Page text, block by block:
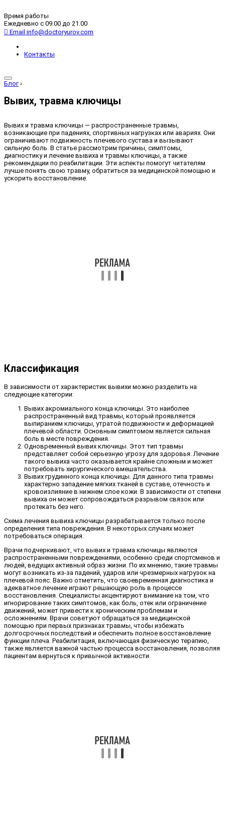
Время работы
Ежедневно с 09.00 до 21.00
Email info@doctoryurov.com
Контакты
Блог ›
Вывих, травма ключицы
Вывих и травма ключицы — распространенные травмы,
возникающие при падениях, спортивных нагрузках или авариях. Они
ограничивают подвижность плечевого сустава и вызывают
сильную боль. В статье рассмотрим причины, симптомы,
диагностику и лечение вывиха и травмы ключицы, а также
рекомендации по реабилитации. Эти аспекты помогут читателям
лучше понять свою травму, обратиться за медицинской помощью и
ускорить восстановление.
Классификация
В зависимости от характеристик вывихи можно разделить на
следующие категории:
Вывих акромиального конца ключицы. Это наиболее
распространенный вид травмы, который проявляется
выпиранием ключицы, утратой подвижности и деформацией
плечевой области. Основным симптомом является сильная
боль в месте повреждения.
Одновременный вывих ключицы. Этот тип травмы
представляет собой серьезную угрозу для здоровья. Лечение
такого вывиха часто оказывается крайне сложным и может
потребовать хирургического вмешательства.
Вывих грудинного конца ключицы. Для данного типа травмы
характерно западение мягких тканей в суставе, отечность и
кровоизлияние в нижнем слое кожи. В зависимости от степени
вывиха он может сопровождаться разрывом связок или
протекать без него.
Схема лечения вывиха ключицы разрабатывается только после
определения типа повреждения. В некоторых случаях может
потребоваться операция.
Врачи подчеркивают, что вывих и травма ключицы являются
распространенными повреждениями, особенно среди спортсменов и
людей, ведущих активный образ жизни. По их мнению, такие травмы
могут возникать из-за падений, ударов или чрезмерных нагрузок на
плечевой пояс. Важно отметить, что своевременная диагностика и
адекватное лечение играют решающую роль в процессе
восстановления. Специалисты акцентируют внимание на том, что
игнорирование таких симптомов, как боль, отек или ограничение
движений, может привести к хроническим проблемам и
осложнениям. Врачи советуют обращаться за медицинской
помощью при первых признаках травмы, чтобы избежать
долгосрочных последствий и обеспечить полное восстановление
функции плеча. Реабилитация, включающая физическую терапию,
также является важной частью процесса восстановления, позволяя
пациентам вернуться к привычной активности.